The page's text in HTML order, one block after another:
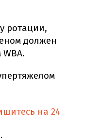
ротации,
должен
на 24